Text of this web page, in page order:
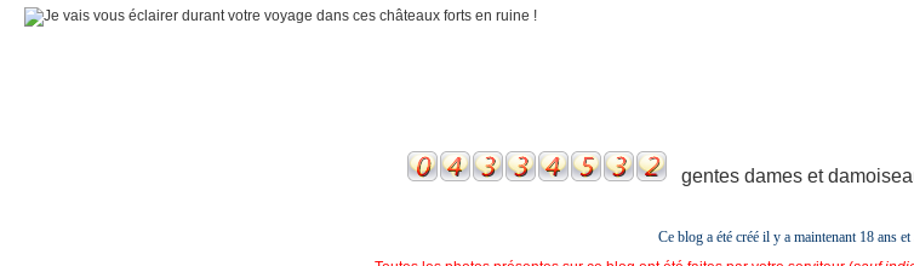
gentes dames et
Ce blog a été créé il y a maintenant 18 ans et